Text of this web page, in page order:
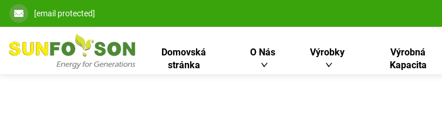
[email protected]
Domovská
stránka
O Nás Výrobky
Výrobná
Kapacita